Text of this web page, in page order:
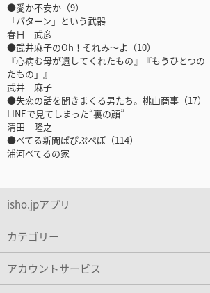
●愛か不安か（9）
「パターン」という武器
春日 武彦
●武井麻子のOh！それみ～よ（10）
『心病む母が遺してくれたもの』『もうひとつ
たもの」』
武井 麻子
●失恋の話を聞きまくる男たち。桃山商事（17）
LINEで見てしまった“裏の顔”
清田 隆之
●べてる新聞ぱぴぷぺぽ（114）
浦河べてるの家
isho.jpアプリ
カテゴリー
アカウントサービス